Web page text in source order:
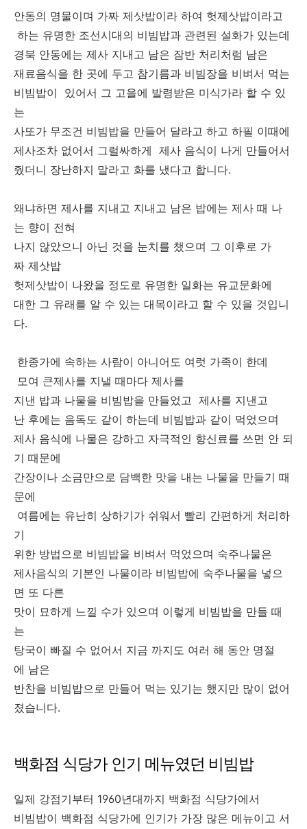
안동의 명물이며 가짜 제삿밥이라 하여 헛제삿밥이라고
하는 유명한 조선시대의 비빔밥과 관련된 설화가 있는데
경북 안동에는 제사 지내고 남은 잠반 처리처럼 남은
재료음식을 한 곳에 두고 참기름과 비빔장을 비벼서 먹는
비빔밥이 있어서 그 고을에 발령받은 미식가라 할 수 있
는
사또가 무조건 비빔밥을 만들어 달라고 하고 하필 이때에
제사조차 없어서 그럴싸하게 제사 음식이 나게 만들어서
줬더니 장난하지 말라고 화를 냈다고 합니다.
왜냐하면 제사를 지내고 지내고 남은 밥에는 제사 때 나
는 향이 전혀
나지 않았으니 아닌 것을 눈치를 챘으며 그 이후로 가
짜 제삿밥
헛제삿밥이 나왔을 정도로 유명한 일화는 유교문화에
대한 그 유래를 알 수 있는 대목이라고 할 수 있을 것입니
다.
한종가에 속하는 사람이 아니어도 여럿 가족이 한데
모여 큰제사를 지낼 때마다 제사를
지낸 밥과 나물을 비빔밥을 만들었고 제사를 지낸고
난 후에는 음독도 같이 하는데 비빔밥과 같이 먹었으며
제사 음식에 나물은 강하고 자극적인 향신료를 쓰면 안 되
기 때문에
간장이나 소금만으로 담백한 맛을 내는 나물을 만들기 때
문에
여름에는 유난히 상하기가 쉬워서 빨리 간편하게 처리하
기
위한 방법으로 비빔밥을 비벼서 먹었으며 숙주나물은
제사음식의 기본인 나물이라 비빔밥에 숙주나물을 넣으
면 또 다른
맛이 묘하게 느낄 수가 있으며 이렇게 비빔밥을 만들 때
는
탕국이 빠질 수 없어서 지금 까지도 여러 해 동안 명절
에 남은
반찬을 비빔밥으로 만들어 먹는 있기는 했지만 많이 없어
졌습니다.
백화점 식당가 인기 메뉴였던 비빔밥
일제 강점기부터 1960년대까지 백화점 식당가에서
비빔밥이 백화점 식당가에 인기가 가장 많은 메뉴이고 서